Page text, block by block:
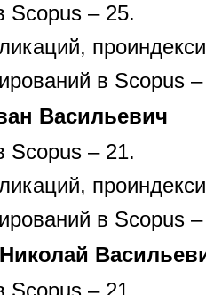
Scopus – 25.
в Scopus
Васильевич
Scopus – 21.
в Scopus
Scopus – 21.